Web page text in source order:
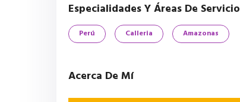
Especialidades Y Áreas De Servicio
Perú Calleria Amazonas
Acerca De Mí